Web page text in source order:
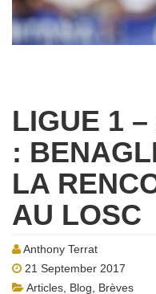
LIGUE 1
:
LA
AU LOSC
Anthony Terrat
21 September 2017
Articles Blog
Brèves